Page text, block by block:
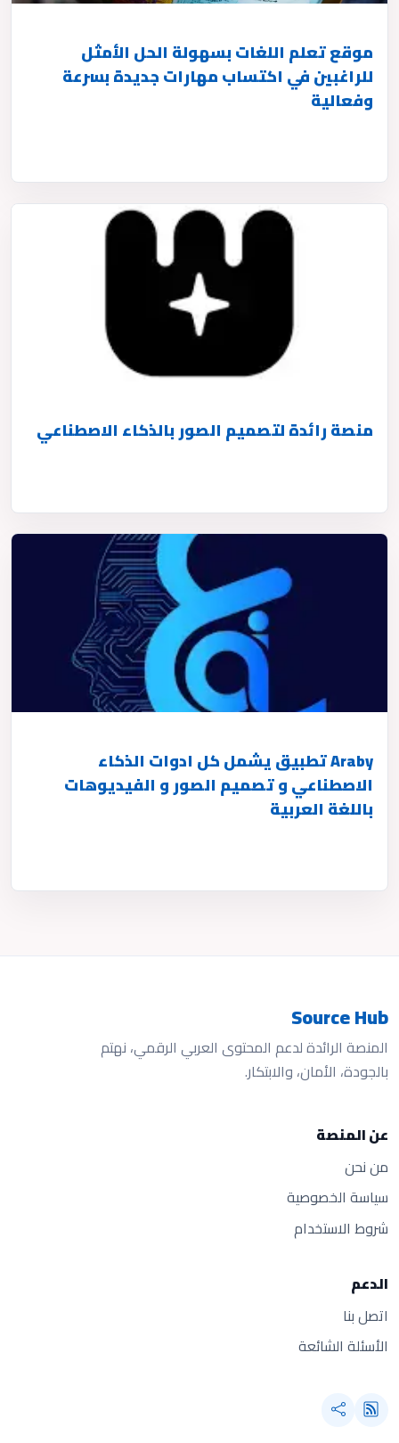
موقع تعلم اللغات بسهولة الحل الأمثل
للراغبين في اكتساب مهارات جديدة بسرعة
وفعالية
منصة رائدة لتصميم الصور بالذكاء الاصطناعي
Araby تطبيق يشمل كل ادوات الذكاء
الاصطناعي و تصميم الصور و الفيديوهات
باللغة العربية
Source Hub
المنصة الرائدة لدعم المحتوى العربي الرقمي، نهتم
بالجودة، الأمان، والابتكار.
عن المنصة
من نحن
سياسة الخصوصية
شروط الاستخدام
الدعم
اتصل بنا
الأسئلة الشائعة